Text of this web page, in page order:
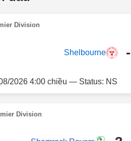
Division
Shelbourne -
2026 4:00 chiều — Status: NS
Division